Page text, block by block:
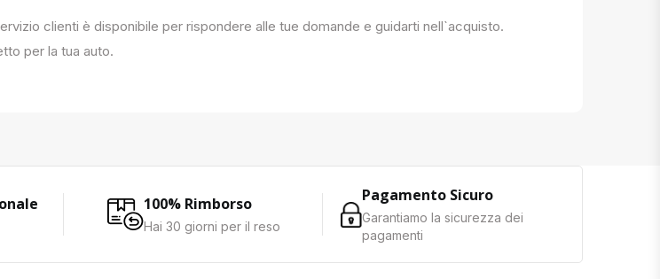
clienti è disponibile per rispondere alle tue domande e guidarti nell`acquisto.
per la tua auto.
100% Rimborso
Hai 30 giorni per il reso
Pagamento Sicuro
Garantiamo la sicurezza dei
pagamenti